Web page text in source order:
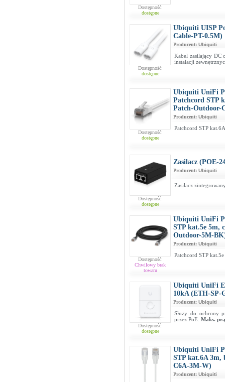
Dostępność:
dostępne
Dostępność:
dostępne
Ubiquiti UISP
Cable-PT-0.5M)
Producent: Ubiquiti
Kabel zasilający DC
instalacji
Dostępność:
dostępne
Ubiquiti UniFi
Patchcord STP
Patch-Outdoor-
Producent: Ubiquiti
Patchcord STP
Dostępność:
dostępne
Zasilacz (POE-
Producent: Ubiquiti
Zasilacz
Dostępność:
Chwilowy brak
towaru
Ubiquiti UniFi
STP kat.5e 5m,
Outdoor-5M-
Producent: Ubiquiti
Patchcord STP
Dostępność:
dostępne
Ubiquiti UniFi
10kA (ETH-SP-
Producent: Ubiquiti
Służy do ochrony
przez PoE. Maks.
Ubiquiti UniFi
STP kat.6A 3m,
C6A-3M-W)
Producent: Ubiquiti